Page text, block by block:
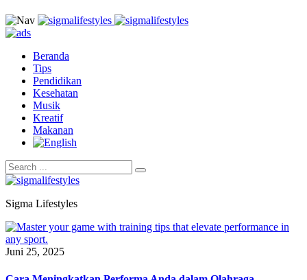
Beranda
Tips
Pendidikan
Kesehatan
Musik
Kreatif
Makanan
Sigma Lifestyles
Juni 25, 2025